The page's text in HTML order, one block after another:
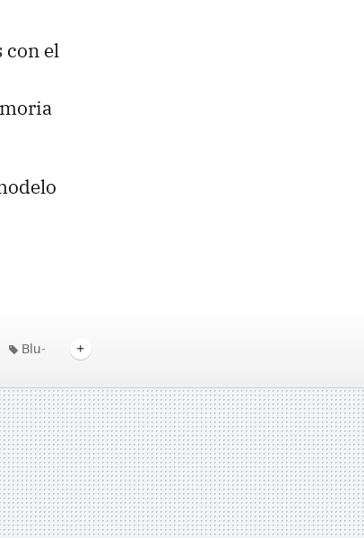
con el
Blu-